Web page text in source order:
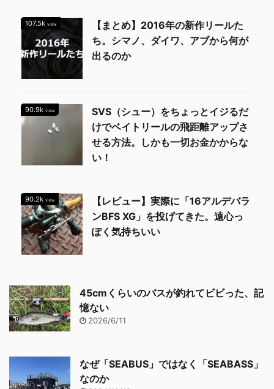
107.5k view
【まとめ】2016年の新作リールた
ち。シマノ、ダイワ、アブから何が
出るのか
90.9k view
SVS（シュー）をちょっとイジるだ
けでベイトリールの飛距離アップさ
せる方法。しかも一切お金かからな
い！
90.2k view
【レビュー】実際に「16アルデバラ
ンBFS XG」を投げてきた。遠心っ
ぽく気持ちいい
45cmくらいのバスが釣れてビビった、記
憶ない
2026/6/11
なぜ「SEABUS」ではなく「SEABASS」
なのか